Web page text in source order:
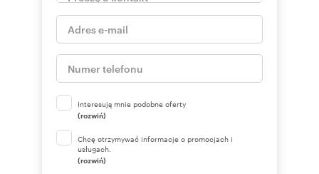
Interesują mnie podobne oferty
(rozwiń)
Chcę otrzymywać informacje o promocjach i
usługach.
(rozwiń)